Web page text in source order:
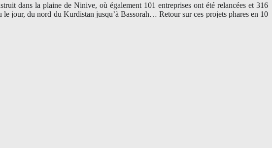
dans la plaine de Ninive, où également 101 entreprises ont été relancées et 316
jour, du nord du Kurdistan jusqu’à Bassorah… Retour sur ces projets phares en 10